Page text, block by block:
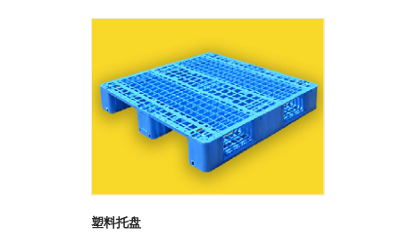
塑料托盘